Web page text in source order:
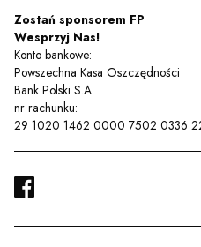
Zostań sponsorem FP
Wesprzyj Nas!
Konto bankowe:
Powszechna Kasa Oszczędności
Bank Polski S.A.
nr rachunku:
29 1020 1462 0000 7502 0336
FACEBOOK